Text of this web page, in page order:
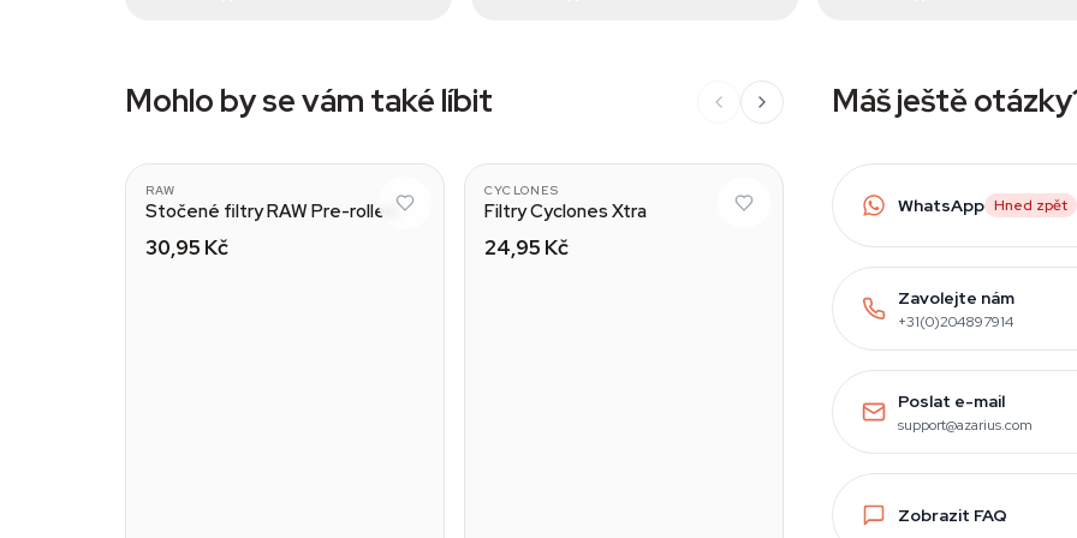
Mohlo by se vám také líbit
RAW
Stočené filtry RAW Pre-rolled
30,95 Kč
CYCLONES
Filtry Cyclones Xtra
24,95 Kč
Máš ještě
WhatsApp Hned zpět
Zavolejte nám
+31(0)204897914
Poslat e-mail
support@azarius.com
Zobrazit FAQ